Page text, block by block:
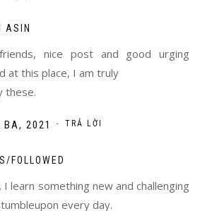
ASIN
nice post and good urging
at this place, I am truly
these.
BA, 2021 - TRẢ LỜI
FOLLOWED
learn something new and challenging
every day.